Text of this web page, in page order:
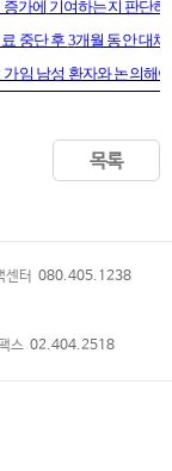
증가에 기여하는지 판단
중단 후3개월 동안 대
가임 남성 환자와 논의해
목록
센터 080.405.1238
스 02.404.2518